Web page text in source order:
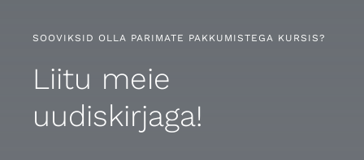
SOOVIKSID OLLA PARIMATE PAKKUMISTEGA KURSIS?
Liitu meie
uudiskirjaga!